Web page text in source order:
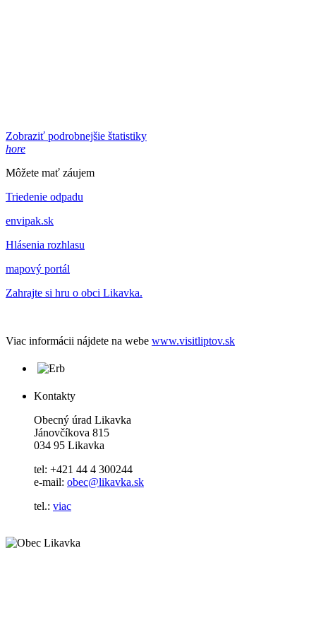
Zobraziť podrobnejšie štatistiky
hore
Môžete mať záujem
Triedenie odpadu
envipak.sk
Hlásenia rozhlasu
mapový portál
Zahrajte si hru o obci Likavka.
Viac informácii nájdete na webe www.visitliptov.sk
Kontakty
Obecný úrad Likavka
Jánovčíkova 815
034 95 Likavka
tel: +421 44 4 300244
e-mail: obec@likavka.sk
tel.: viac